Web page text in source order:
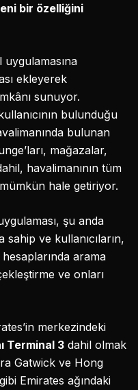
bir özelliğini
ekleyerek
sunuyor.
bulunduğu
bulunan
mağazalar,
havalimanının tüm
hale getiriyor.
şu anda
sahip ve kullanıcıların,
arama
ve onları
merkezindeki
Terminal 3 dahil olmak
Gatwick ve Hong
Emirates ağındaki